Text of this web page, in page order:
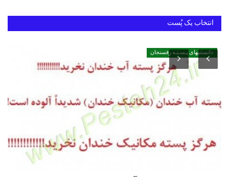
انتخاب یک پُست
دانستنیهای پـسـتـه رفسنجان